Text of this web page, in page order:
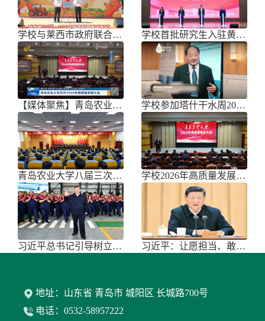
学校与莱西市政府联合举办青岛市胡萝 学校首批研究生入驻黄三角农高区
【媒体聚焦】青岛农业大学召开202 学校参加塔什干水周2026国际论坛
青岛农业大学八届三次双代会胜利召开 学校2026年高质量发展大会召开
习近平总书记引导树立和践行正确政绩 习近平：让愿担当、敢担当、善担当蔚
地址：山东省 青岛市 城阳区 长城路700号
电话：0532-58957222